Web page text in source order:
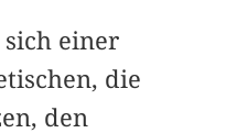
einer
die
den